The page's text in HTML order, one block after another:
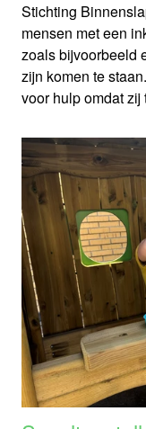
Stichting
mensen met een
zoals bijvoorbeeld
zijn komen te
voor hulp omdat zij